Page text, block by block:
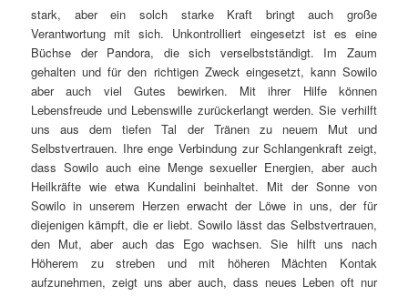
stark, aber ein solch starke Kraft bringt auch große
Verantwortung mit sich. Unkontrolliert eingesetzt ist es eine
Büchse der Pandora, die sich verselbstständigt. Im Zaum
gehalten und für den richtigen Zweck eingesetzt, kann Sowilo
aber auch viel Gutes bewirken. Mit ihrer Hilfe können
Lebensfreude und Lebenswille zurückerlangt werden. Sie verhilft
uns aus dem tiefen Tal der Tränen zu neuem Mut und
Selbstvertrauen. Ihre enge Verbindung zur Schlangenkraft zeigt,
dass Sowilo auch eine Menge sexueller Energien, aber auch
Heilkräfte wie etwa Kundalini beinhaltet. Mit der Sonne von
Sowilo in unserem Herzen erwacht der Löwe in uns, der für
diejenigen kämpft, die er liebt. Sowilo lässt das Selbstvertrauen,
den Mut, aber auch das Ego wachsen. Sie hilft uns nach
Höherem zu streben und mit höheren Mächten Kontak
aufzunehmen, zeigt uns aber auch, dass neues Leben oft nur